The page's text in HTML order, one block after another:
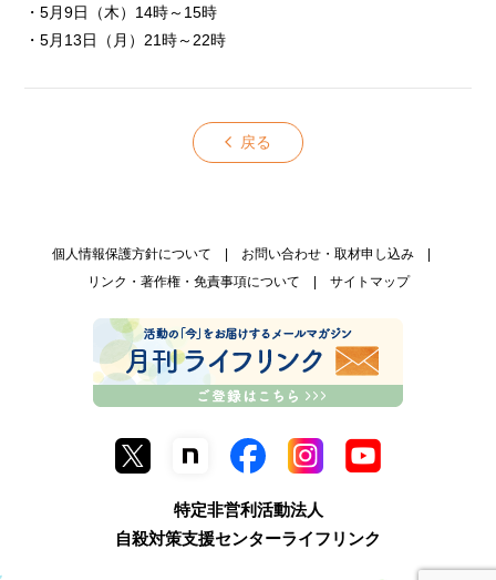
・5月9日（木）14時～15時
・5月13日（月）21時～22時
戻る
個人情報保護方針について
お問い合わせ・取材申し込み
リンク・著作権・免責事項について
サイトマップ
特定非営利活動法人
自殺対策支援センターライフリンク